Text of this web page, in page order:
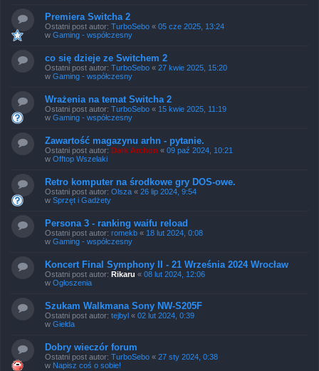
Premiera Switcha 2
Ostatni post autor: TurboSebo « 05 cze 2025, 13:24
w Gaming - współczesny
co się dzieje ze Switchem 2
Ostatni post autor: TurboSebo « 27 kwie 2025, 15:20
w Gaming - współczesny
Wrażenia na temat Switcha 2
Ostatni post autor: TurboSebo « 15 kwie 2025, 11:19
w Gaming - współczesny
Zawartość magazynu arhn - pytanie.
Ostatni post autor: Dark Archon « 09 paź 2024, 10:21
w Offtop Wszelaki
Retro komputer na środkowe gry DOS-owe.
Ostatni post autor: Olsza « 26 lip 2024, 9:54
w Sprzęt i Gadżety
Persona 3 - ranking waifu reload
Ostatni post autor: romekb « 18 lut 2024, 0:08
w Gaming - współczesny
Koncert Final Symphony II - 21 Września 2024 Wrocław
Ostatni post autor: Rikaru « 08 lut 2024, 12:06
w Ogłoszenia
Szukam Walkmana Sony NW-S205F
Ostatni post autor: tejbyl « 02 lut 2024, 0:39
w Giełda
Dobry wieczór forum
Ostatni post autor: TurboSebo « 27 sty 2024, 0:38
w Napisz coś o sobie!